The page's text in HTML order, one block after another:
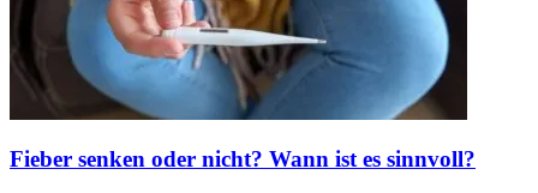
Fieber senken oder nicht? Wann ist es sinnvoll?